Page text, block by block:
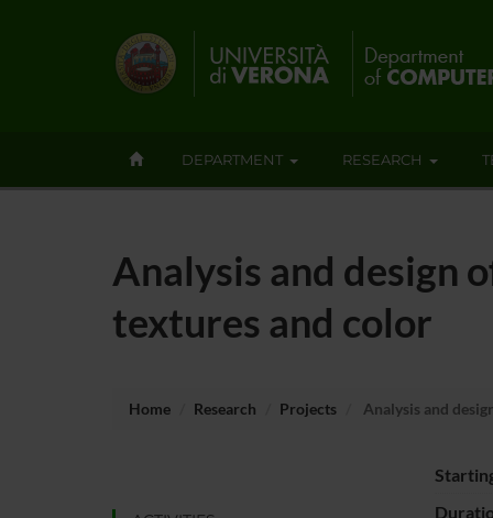
DEPARTMENT RESEARCH
Analysis and design
textures and color
Home Research Projects Analysis and